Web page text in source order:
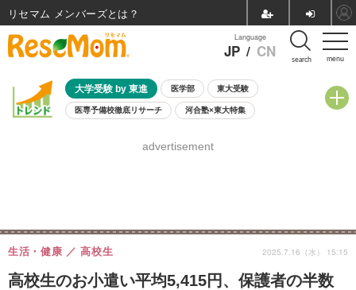
menu
Language
JP / CN search
大学受験 by 東進 医学部 東大受験
医専予備校徹底リサーチ 河合塾×東大特集
8月開催学校説明会・相談会
advertisement
高校生のお小遣い平均5,415円、保護者の半数
生活・健康 高校生 2025.7.16（水） 15:15
リセマム メンバーズ